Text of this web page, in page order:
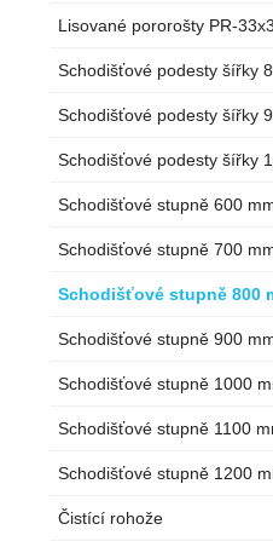
Lisované pororošty PR-
Schodišťové podesty šířky
Schodišťové podesty šířky
Schodišťové podesty šířky
Schodišťové stupně 600
Schodišťové stupně 700
Schodišťové stupně 800
Schodišťové stupně 900
Schodišťové stupně 1000
Schodišťové stupně 1100
Schodišťové stupně 1200
Čistící rohože